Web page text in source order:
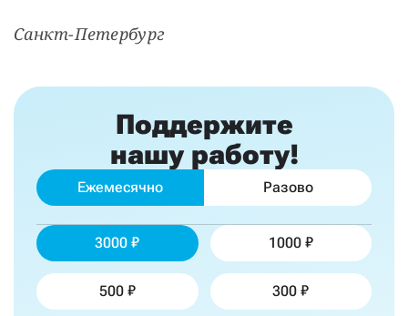
Санкт-Петербург
Поддержите
нашу работу!
Ежемесячно Разово
3000 1000
500 300